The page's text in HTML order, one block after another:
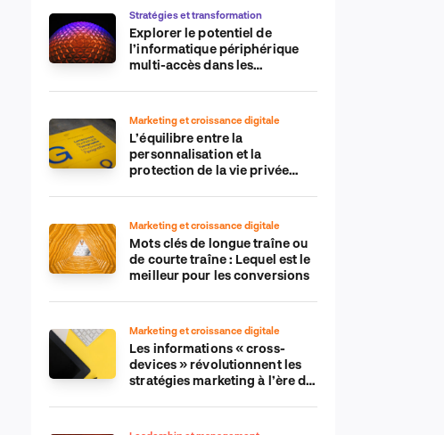
Stratégies et transformation
Explorer le potentiel de
l’informatique périphérique
multi-accès dans les
Marketing et croissance digitale
L’équilibre entre la
personnalisation et la
protection de la vie privée
Marketing et croissance digitale
Mots clés de longue traîne ou
de courte traîne : Lequel est le
meilleur pour les conversions
Marketing et croissance digitale
Les informations « cross-
devices » révolutionnent les
stratégies marketing à l’ère du